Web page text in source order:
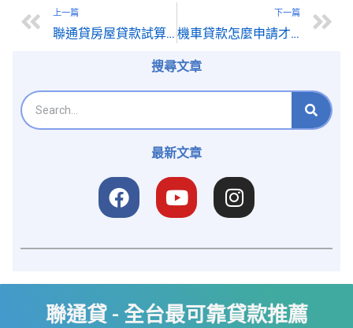
上一篇
聯通貸房屋貸款試算：公式解密與實務應用教學
下一篇
機車貸款怎麼申請才划算｜聯通貸一次教會你
搜尋文章
最新文章
聯通貸 - 全台最可靠貸款推薦